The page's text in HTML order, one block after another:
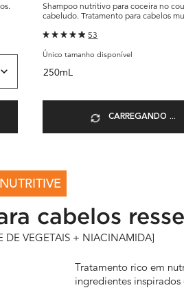
Shampoo nutritivo para coceira no
cabeludo. Tratamento para cabelos
53
Único tamanho disponível
250mL
CARREGANDO ...
NUTRITIVE
cabelos
DE VEGETAIS + NIACINAMIDA]
Tratamento rico em
ingredientes